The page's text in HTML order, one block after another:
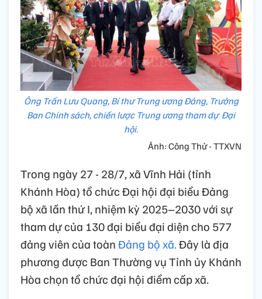
Ông Trần Lưu Quang, Bí thư Trung ương Đảng, Trưởng
Ban Chính sách, chiến lược Trung ương tham dự Đại
hội.
Ảnh: Công Thử - TTXVN
Trong ngày 27 - 28/7, xã Vĩnh Hải (tỉnh
Khánh Hòa) tổ chức Đại hội đại biểu Đảng
bộ xã lần thứ I, nhiệm kỳ 2025–2030 với sự
tham dự của 130 đại biểu đại diện cho 577
đảng viên của toànĐảng bộ xã.Đây là địa
phương được Ban Thường vụ Tỉnh ủy Khánh
Hòa chọn tổ chức đại hội điểm cấp xã.